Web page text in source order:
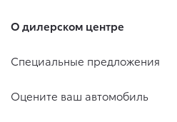
О дилерском центре
Специальные предложения
Оцените ваш автомобиль